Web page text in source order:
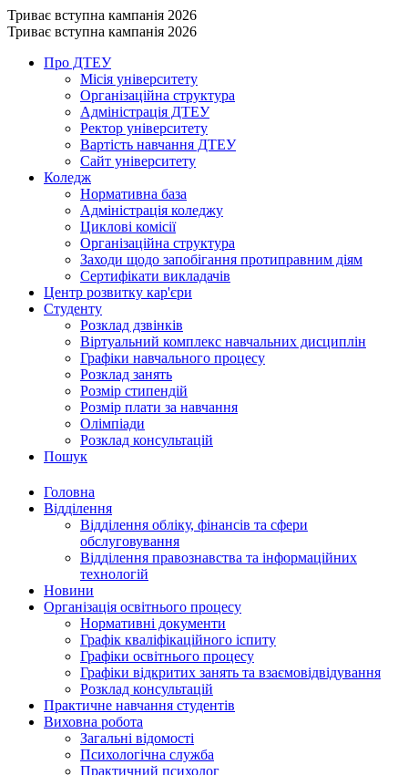
Триває вступна кампанія 2026
Триває вступна кампанія 2026
Про ДТЕУ
Місія університету
Організаційна структура
Адміністрація ДТЕУ
Ректор університету
Вартість навчання ДТЕУ
Сайт університету
Коледж
Нормативна база
Адміністрація коледжу
Циклові комісії
Організаційна структура
Заходи щодо запобігання протиправним діям
Сертифікати викладачів
Центр розвитку кар'єри
Студенту
Розклад дзвінків
Віртуальний комплекс навчальних дисциплін
Графіки навчального процесу
Розклад занять
Розмір стипендій
Розмір плати за навчання
Олімпіади
Розклад консультацій
Пошук
Головна
Відділення
Відділення обліку, фінансів та сфери
обслуговування
Відділення правознавства та інформаційних
технологій
Новини
Організація освітнього процесу
Нормативні документи
Графік кваліфікаційного іспиту
Графіки освітнього процесу
Графіки відкритих занять та взаємовідвідування
Розклад консультацій
Практичне навчання студентів
Виховна робота
Загальні відомості
Психологічна служба
Практичний психолог